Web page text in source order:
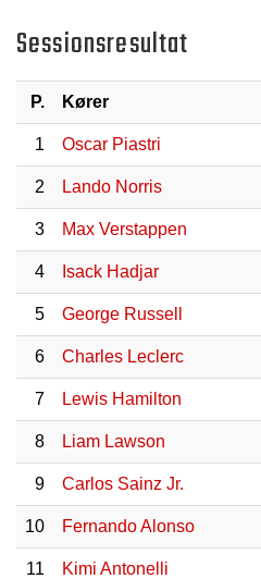
Sessionsresultat
P. Kører
1 Oscar Piastri
2 Lando Norris
3 Max Verstappen
4 Isack Hadjar
5 George Russell
6 Charles Leclerc
7 Lewis Hamilton
8 Liam Lawson
9 Carlos Sainz Jr.
10 Fernando Alonso
11 Kimi Antonelli